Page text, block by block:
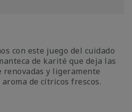
con este juego del cuidado
de karité que deja las
renovadas y ligeramente
de cítricos frescos.